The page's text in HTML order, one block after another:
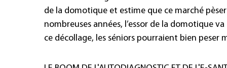
de la domotique et estime que ce marché
nombreuses années, l’essor de la domotique
ce décollage, les séniors pourraient bien peser